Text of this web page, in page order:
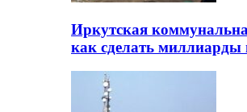
Иркутская
как сделать миллиарды